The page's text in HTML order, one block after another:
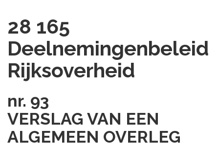
28 165
Deelnemingenbeleid
Rijksoverheid
nr. 93
VERSLAG VAN EEN
ALGEMEEN OVERLEG